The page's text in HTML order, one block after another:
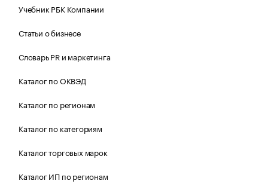
Учебник РБК Компании
Статьи о бизнесе
Словарь PR и маркетинга
Каталог по ОКВЭД
Каталог по регионам
Каталог по категориям
Каталог торговых марок
Каталог ИП по регионам